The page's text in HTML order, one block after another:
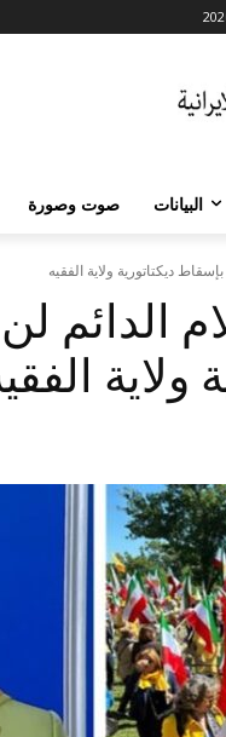
البيانات صوت وصورة
ديكتاتورية ولاية الفقيه
الدائم لن
ولاية